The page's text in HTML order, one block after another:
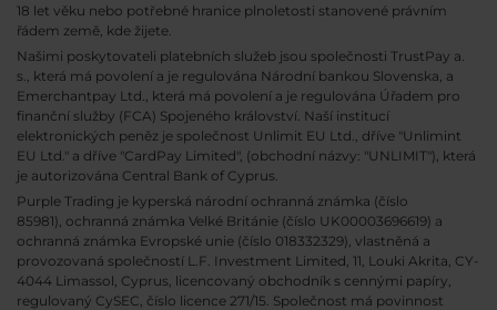
18 let věku nebo potřebné hranice plnoletosti stanovené právním
řádem země, kde žijete.
Našimi poskytovateli platebních služeb jsou společnosti TrustPay a.
s., která má povolení a je regulována Národní bankou Slovenska, a
Emerchantpay Ltd., která má povolení a je regulována Úřadem pro
finanční služby (FCA) Spojeného království. Naší institucí
elektronických peněz je společnost Unlimit EU Ltd., dříve "Unlimint
EU Ltd." a dříve "CardPay Limited", (obchodní názvy: "UNLIMIT"), která
je autorizována Central Bank of Cyprus.
Purple Trading je kyperská národní ochranná známka (číslo
85981), ochranná známka Velké Británie (číslo UK00003696619) a
ochranná známka Evropské unie (číslo 018332329), vlastněná a
provozovaná společností L.F. Investment Limited, 11, Louki Akrita, CY-
4044 Limassol, Cyprus, licencovaný obchodník s cennými papíry,
regulovaný CySEC, číslo licence 271/15. Společnost má povinnost